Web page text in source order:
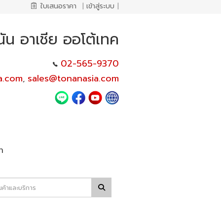
ใบเสนอราคา | เข้าสู่ระบบ |
อาเชีย ออโต้เทค
02-565-9370
, sales@tonanasia.com